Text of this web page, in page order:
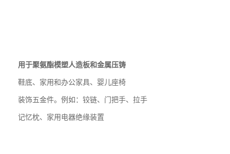
用于聚氨酯模塑人造板和金属压铸
鞋底、家用和办公家具、婴儿座椅
装饰五金件。例如：铰链、门把手、拉手
记忆枕、家用电器绝缘装置